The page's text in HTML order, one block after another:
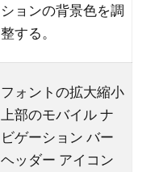
シ⁠ョンの背景色を調
整する⁠。
フ⁠ォントの拡大縮小
上部のモバイル ナ
ビゲ⁠ーシ⁠ョン バ⁠ー
ヘ⁠ッダ⁠ー アイコン